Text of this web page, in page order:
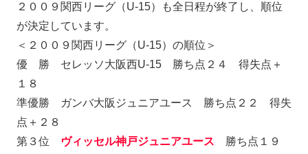
２００９関西リーグ（U-15）も全日程が終了し、順位
が決定しています。
＜２００９関西リーグ（U-15）の順位＞
優 勝 セレッソ大阪西U-15 勝ち点２４ 得失点＋
１８
準優勝 ガンバ大阪ジュニアユース 勝ち点２２ 得失
点＋２８
第３位
ヴィッセル神戸ジュニアユース 勝ち点１９